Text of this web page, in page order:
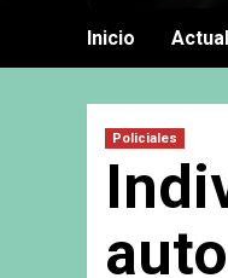
Inicio
Policiales